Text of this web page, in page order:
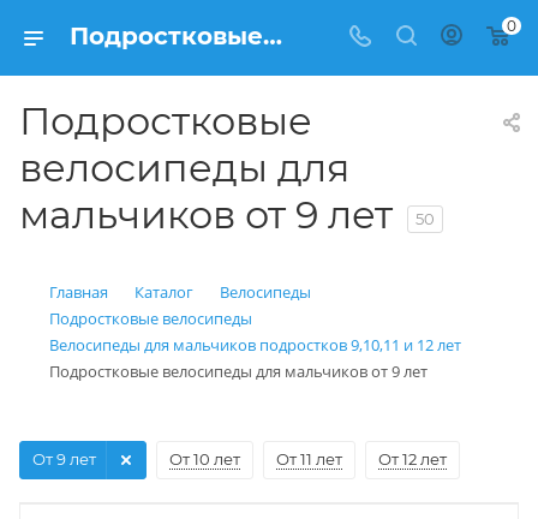
Подростковые велосипеды для мальчиков от 9 лет – купить в Velo150.ru 0
Подростковые
велосипеды для
мальчиков от 9 лет
50
Главная Каталог
Велосипеды
Подростковые велосипеды
Велосипеды для мальчиков подростков 9,10,11 и 12 лет
Подростковые велосипеды для мальчиков от 9 лет
От 10 лет От 11 лет От 12 лет
От 9 лет